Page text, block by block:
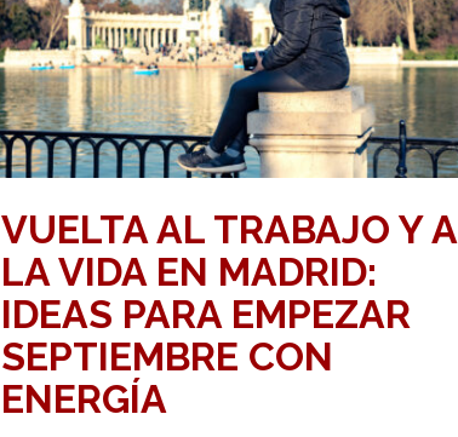
VUELTA AL TRABAJO Y A
LA VIDA EN MADRID:
IDEAS PARA EMPEZAR
SEPTIEMBRE CON
ENERGÍA